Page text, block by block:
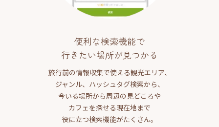
便利な検索機能で
行きたい場所が見つかる
旅行前の情報収集で使える観光エリア、
ジャンル、ハッシュタグ検索から、
今いる場所から周辺の見どころや
カフェを探せる現在地まで
役に立つ検索機能がたくさん。